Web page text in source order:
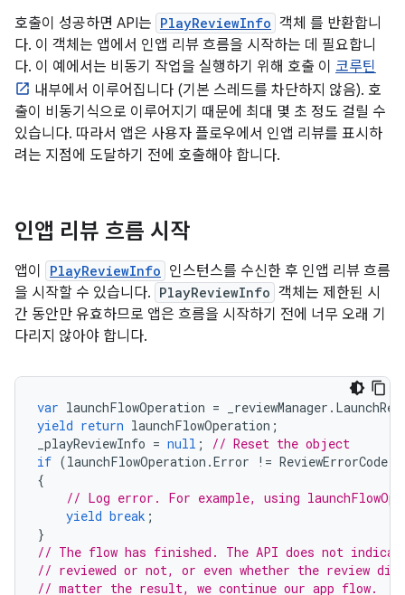
호출이 성공하면 API는 PlayReviewInfo 객체 를 반환합니
다. 이 객체는 앱에서 인앱 리뷰 흐름을 시작하는 데 필요합니
다. 이 예에서는 비동기 작업을 실행하기 위해 호출 이 코루틴
내부에서 이루어집니다 (기본 스레드를 차단하지 않음). 호
출이 비동기식으로 이루어지기 때문에 최대 몇 초 정도 걸릴 수
있습니다. 따라서 앱은 사용자 플로우에서 인앱 리뷰를 표시하
려는 지점에 도달하기 전에 호출해야 합니다.
인앱 리뷰 흐름 시작
앱이 PlayReviewInfo 인스턴스를 수신한 후 인앱 리뷰 흐름
을 시작할 수 있습니다. PlayReviewInfo 객체는 제한된 시
간 동안만 유효하므로 앱은 흐름을 시작하기 전에 너무 오래 기
다리지 않아야 합니다.
var launchFlowOperation = _reviewManager .
yield return launchFlowOperation ;
_playReviewInfo = null ;
// Reset the object
if (launchFlowOperation .Error != ReviewErrorCode
{
// Log error. For example, using
yield break ;
}
// The flow has finished. The API does not
// reviewed or not, or even whether the review
// matter the result, we continue our app flow.